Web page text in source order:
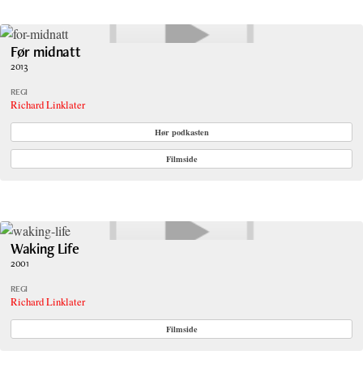
Før midnatt
2013
REGI
Richard Linklater
Hør podkasten
Filmside
Waking Life
2001
REGI
Richard Linklater
Filmside